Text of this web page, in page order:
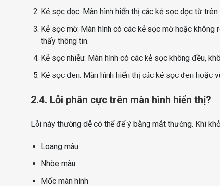
Kẻ sọc dọc: Màn hình hiển thị các kẻ sọc dọc từ
Kẻ sọc mờ: Màn hình có các kẻ sọc mờ hoặc không
thấy thông tin.
Kẻ sọc nhiễu: Màn hình có các kẻ sọc không đều,
Kẻ sọc đen: Màn hình hiển thị các kẻ sọc đen hoặc
2.4. Lỗi phân cực trên màn hình hiển thị?
Lỗi này thường dễ có thể để ý bằng mắt thường. Khi
Loang màu
Nhòe màu
Mốc màn hình